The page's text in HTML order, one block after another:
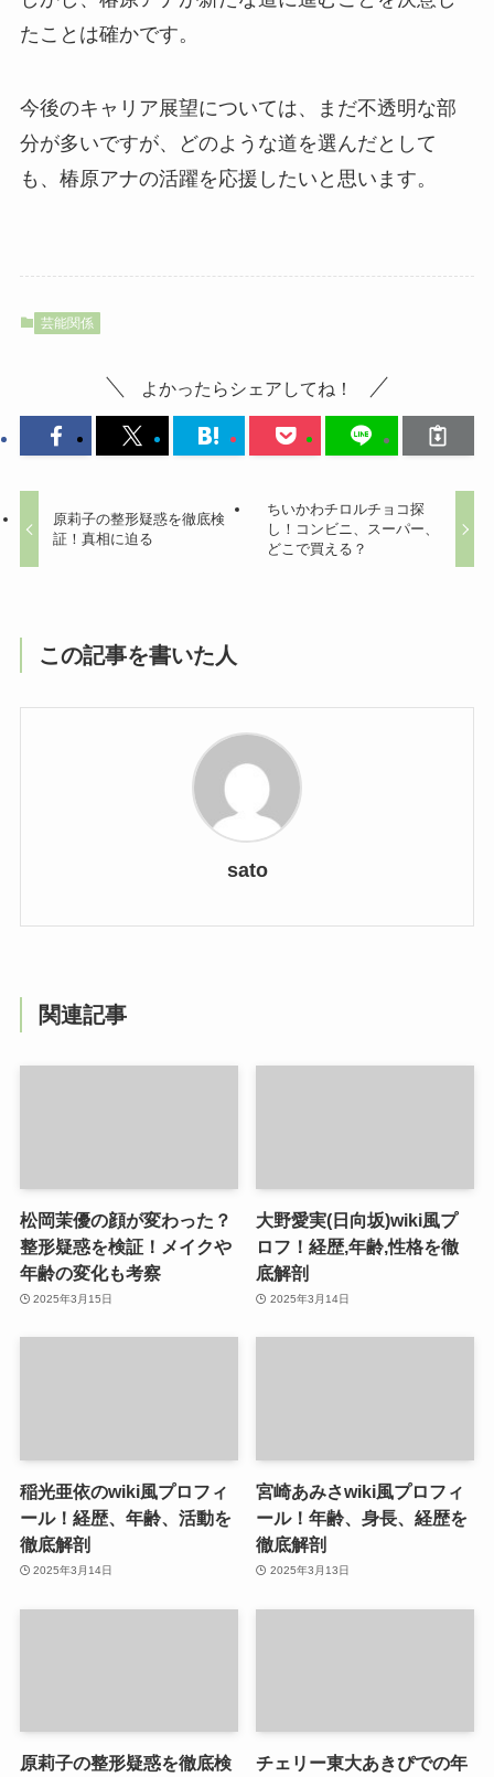
たことは確かです。
今後のキャリア展望については、まだ不透明な部
分が多いですが、どのような道を選んだとして
も、椿原アナの活躍を応援したいと思います。
芸能関係
よかったらシェアしてね！
原莉子の整形疑惑を徹底検
証！真相に迫る
ちいかわチロルチョコ探
し！コンビニ、スーパー、
どこで買える？
この記事を書いた人
sato
関連記事
松岡茉優の顔が変わった？
整形疑惑を検証！メイクや
年齢の変化も考察
2025年3月15日
大野愛実(日向坂)wiki風プ
ロフ！経歴,年齢,性格を徹
底解剖
2025年3月14日
稲光亜依のwiki風プロフィ
ール！経歴、年齢、活動を
徹底解剖
2025年3月14日
宮崎あみさwiki風プロフィ
ール！年齢、身長、経歴を
徹底解剖
2025年3月13日
原莉子の整形疑惑を徹底検
チェリー東大あきぴでの年